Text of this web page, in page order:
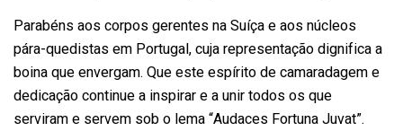
Parabéns aos corpos gerentes na Suíça e aos núcleos
pára-quedistas em Portugal, cuja representação dignifica a
boina que envergam. Que este espírito de camaradagem e
dedicação continue a inspirar e a unir todos os que
serviram e servem sob o lema “Audaces Fortuna Juvat”.